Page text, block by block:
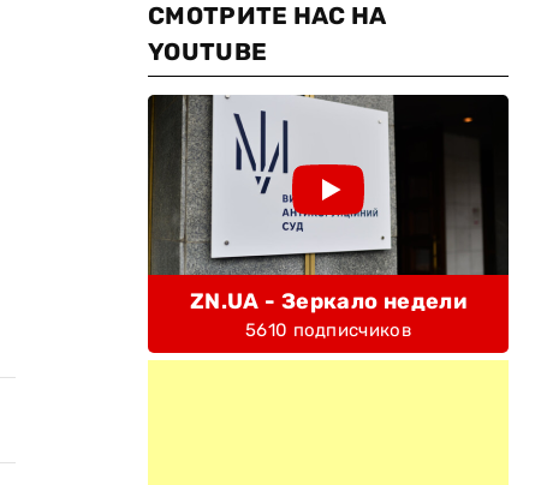
СМОТРИТЕ НАС НА
YOUTUBE
ZN.UA - Зеркало недели
5610 подписчиков